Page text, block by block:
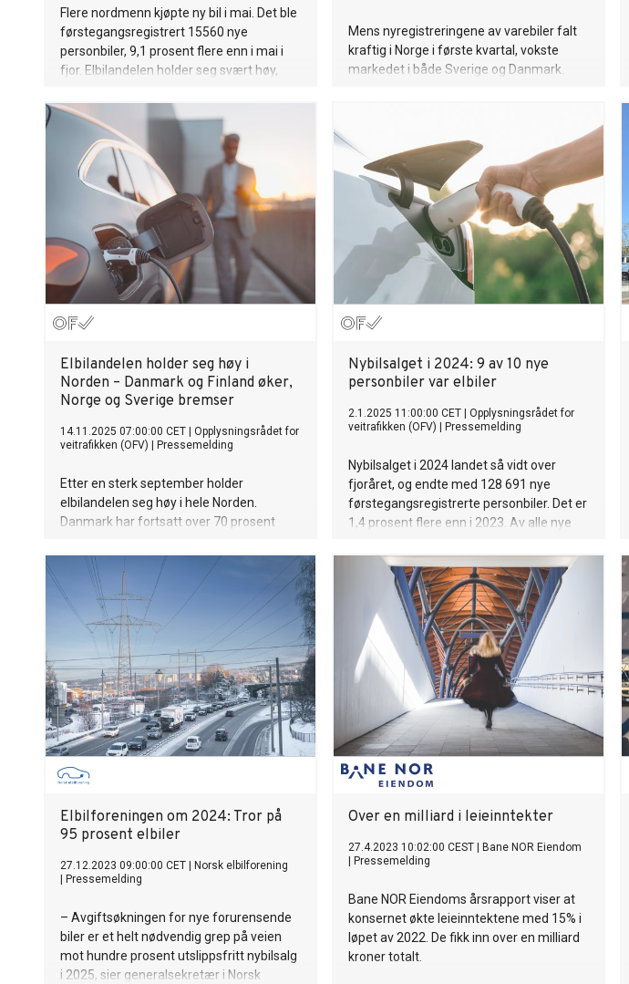
Flere nordmenn kjøpte ny bil i mai. Det ble
førstegangsregistrert 15560 nye
personbiler, 9,1 prosent flere enn i mai i
fjor. Elbilandelen holder seg svært høy,
personbilmarkedet 5,8 prosent bak
fjoråret.
Mens nyregistreringene av varebiler falt
kraftig i Norge i første kvartal, vokste
markedet i både Sverige og Danmark.
Elbilandelen holder seg høy i
Norden – Danmark og Finland øker,
Norge og Sverige bremser
14.11.2025 07:00:00 CET
Opplysningsrådet for
veitrafikken (OFV)
Pressemelding
Etter en sterk september holder
elbilandelen seg høy i hele Norden.
Danmark har fortsatt over 70 prosent
den planlagte avgiftsøkningen for elbiler i
2026 gir nå dansk bilmarked økt
forutsigbarhet fremover. Finland viser
også vekst, mens Norge og Sverige hadde
en roligere måned.
Nybilsalget i 2024: 9 av 10 nye
personbiler var elbiler
2.1.2025 11:00:00 CET
Opplysningsrådet for
veitrafikken (OFV)
Pressemelding
Nybilsalget i 2024 landet så vidt over
fjoråret, og endte med 128 691 nye
førstegangsregistrerte personbiler. Det er
1,4 prosent flere enn i 2023. Av alle nye
tilsvarer 89 prosent. Dermed gjenstår
bare 10 prosent før 2025-målet om at alle
nye personbiler skal være nullutslippsbiler
er nådd.
Elbilforeningen om 2024: Tror på
95 prosent elbiler
27.12.2023 09:00:00 CET
Norsk elbilforening
Pressemelding
– Avgiftsøkningen for nye forurensende
biler er et helt nødvendig grep på veien
mot hundre prosent utslippsfritt nybilsalg
i 2025, sier generalsekretær i Norsk
Over en milliard i leieinntekter
27.4.2023 10:02:00 CEST
Bane NOR Eiendom
Pressemelding
Bane NOR Eiendoms årsrapport viser at
konsernet økte leieinntektene med 15% i
løpet av 2022. De fikk inn over en milliard
kroner totalt.